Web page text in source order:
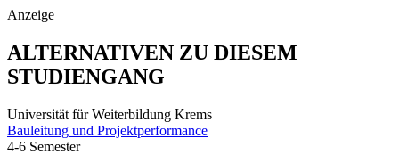
Anzeige
ALTERNATIVEN ZU DIESEM
STUDIENGANG
Universität für Weiterbildung Krems
Bauleitung und Projektperformance
4-6 Semester